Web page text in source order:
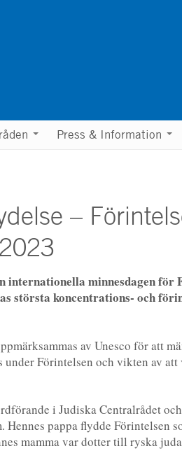
Press & Information
–
internationella minnesdagen för
största koncentrations- och
av Unesco för att
under Förintelsen och vikten av
i Judiska Centralrådet
Hennes pappa flydde Förintelsen
mamma var dotter till ryska